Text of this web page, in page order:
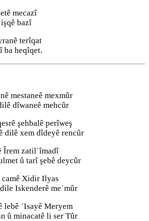
mecazî
bazî
terîqat
ba heqîqet.
mestaneê mexmûr
dîwaneê mehcûr
şehbalê perîweş
dilê xem dîdeyê rencûr
Îrem zatilˈîmadî
û tarî şebê deycûr
camê Xidir Ilyas
Iskenderê meˈmûr
lebê ˈIsayê Meryem
û minacatê li ser Tûr